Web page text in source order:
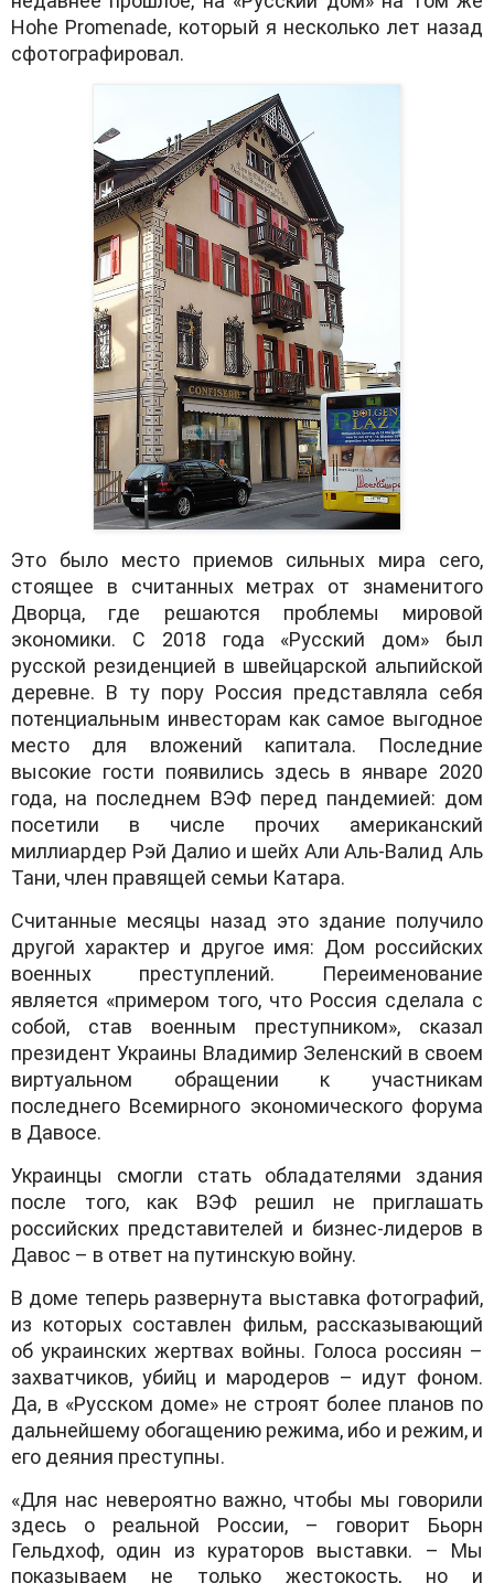
Hohe Promenade, который я несколько лет назад
сфотографировал.
Это было место приемов сильных мира сего,
стоящее в считанных метрах от знаменитого
Дворца, где решаются проблемы мировой
экономики. С 2018 года «Русский дом» был
русской резиденцией в швейцарской альпийской
деревне. В ту пору Россия представляла себя
потенциальным инвесторам как самое выгодное
место для вложений капитала. Последние
высокие гости появились здесь в январе 2020
года, на последнем ВЭФ перед пандемией: дом
посетили в числе прочих американский
миллиардер Рэй Далио и шейх Али Аль-Валид Аль
Тани, член правящей семьи Катара.
Считанные месяцы назад это здание получило
другой характер и другое имя: Дом российских
военных преступлений. Переименование
является «примером того, что Россия сделала с
собой, став военным преступником», сказал
президент Украины Владимир Зеленский в своем
виртуальном обращении к участникам
последнего Всемирного экономического форума
в Давосе.
Украинцы смогли стать обладателями здания
после того, как ВЭФ решил не приглашать
российских представителей и бизнес-лидеров в
Давос – в ответ на путинскую войну.
В доме теперь развернута выставка фотографий,
из которых составлен фильм, рассказывающий
об украинских жертвах войны. Голоса россиян –
захватчиков, убийц и мародеров – идут фоном.
Да, в «Русском доме» не строят более планов по
дальнейшему обогащению режима, ибо и режим, и
его деяния преступны.
«Для нас невероятно важно, чтобы мы говорили
здесь о реальной России, – говорит Бьорн
Гельдхоф, один из кураторов выставки. – Мы
показываем не только жестокость, но и